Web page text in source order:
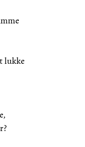
lukke